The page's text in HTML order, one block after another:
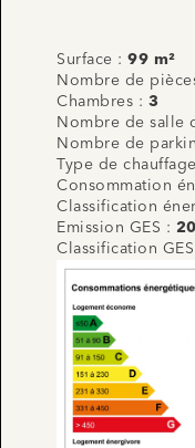
Surface : 99 m²
Nombre de
Chambres : 3
Nombre de salle
Nombre de
Type de
Consommation
Classification
Emission GES : 20
Classification